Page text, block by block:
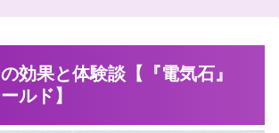
効果と体験談【『電気石』
ルド】